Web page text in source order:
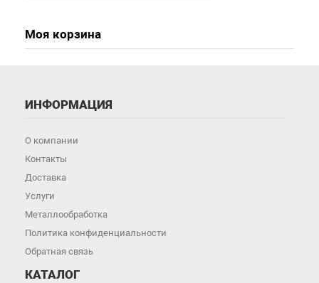
Моя корзина
ИНФОРМАЦИЯ
О компании
Контакты
Доставка
Услуги
Металлообработка
Политика конфиденциальности
Обратная связь
КАТАЛОГ